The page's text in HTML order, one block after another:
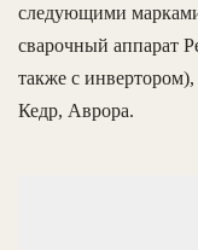
следующими
сварочный аппарат
также с
Кедр, Аврора.